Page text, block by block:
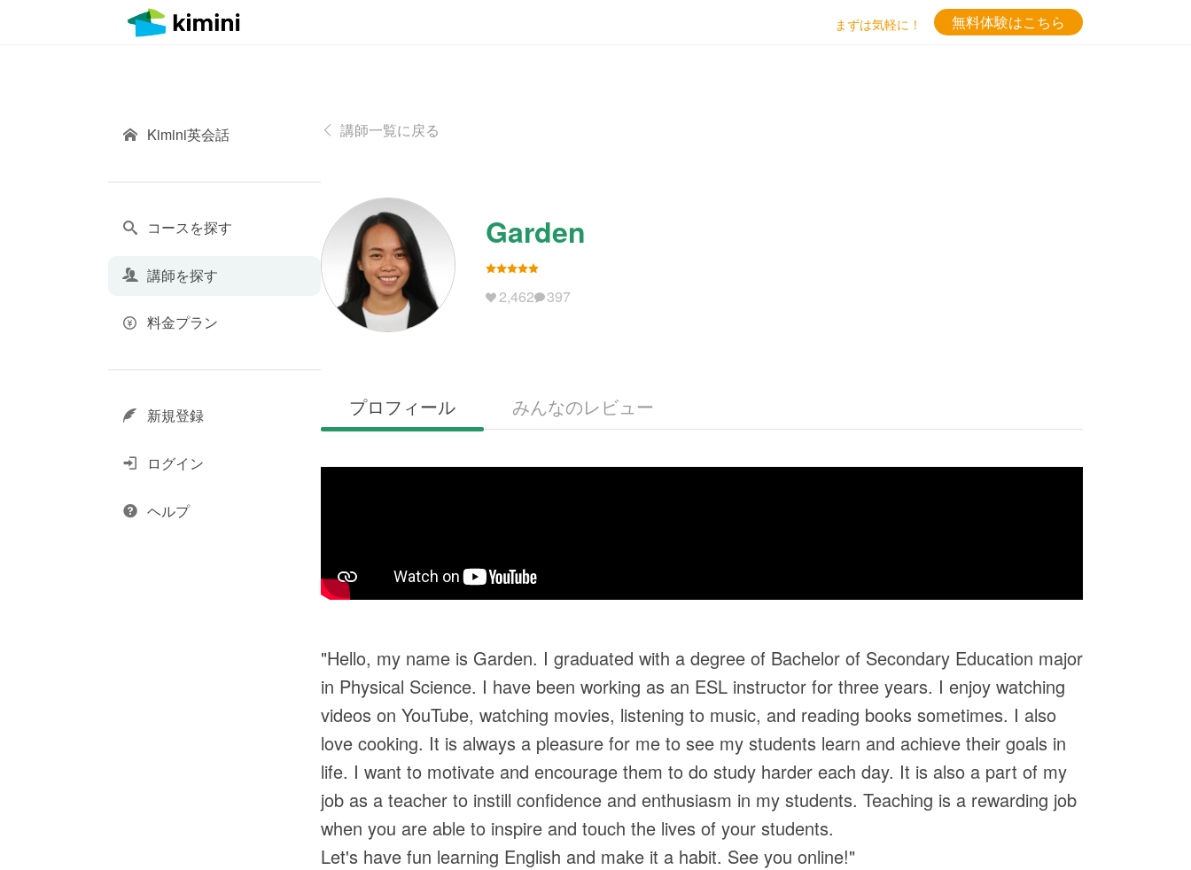
まずは気軽に！ 無料体験はこちら
講師一覧に戻る
Garden
2,462 397
プロフィール みんなのレビュー
"Hello, my name is Garden. I graduated with a degree of Bachelor of Secondary Education major
in Physical Science. I have been working as an ESL instructor for three years. I enjoy watching
videos on YouTube, watching movies, listening to music, and reading books sometimes. I also
love cooking. It is always a pleasure for me to see my students learn and achieve their goals in
life. I want to motivate and encourage them to do study harder each day. It is also a part of my
job as a teacher to instill confidence and enthusiasm in my students. Teaching is a rewarding job
when you are able to inspire and touch the lives of your students.
Let's have fun learning English and make it a habit. See you online!"
Kimini英会話
コースを探す
講師を探す
料金プラン
新規登録
ログイン
ヘルプ